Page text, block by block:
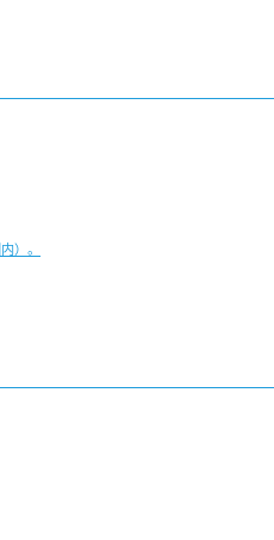
）。